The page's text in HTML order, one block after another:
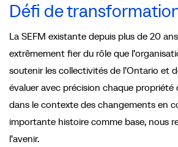
Défi de
La SEFM existante depuis plus de 20
extrêmement fier du rôle que
soutenir les collectivités de l’Ontario et
évaluer avec précision chaque
dans le contexte des changements en
importante histoire comme base, nous
l’avenir.